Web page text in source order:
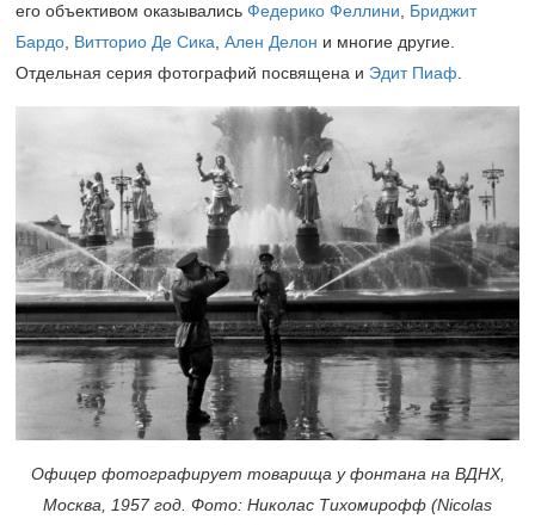
его объективом оказывались Федерико Феллини
Бриджит
Бардо Витторио Де Сика Ален Делон и многие другие.
Отдельная серия фотографий посвящена и Эдит Пиаф
Офицер фотографирует товарища у фонтана на ВДНХ,
Москва, 1957 год. Фото: Николас Тихомирофф (Nicolas